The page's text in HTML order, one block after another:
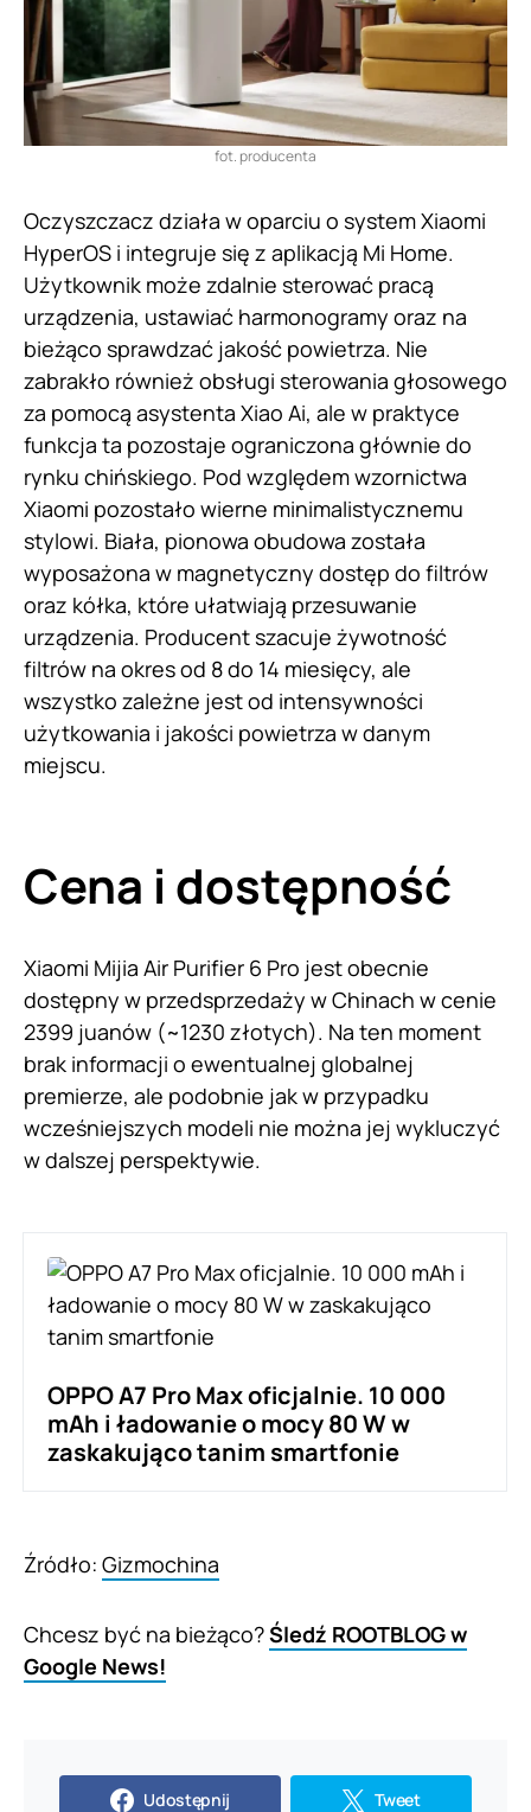
fot. producenta
Oczyszczacz działa w oparciu o system Xiaomi
HyperOS i integruje się z aplikacją Mi Home.
Użytkownik może zdalnie sterować pracą
urządzenia, ustawiać harmonogramy oraz na
bieżąco sprawdzać jakość powietrza. Nie
zabrakło również obsługi sterowania głosowego
za pomocą asystenta Xiao Ai, ale w praktyce
funkcja ta pozostaje ograniczona głównie do
rynku chińskiego. Pod względem wzornictwa
Xiaomi pozostało wierne minimalistycznemu
stylowi. Biała, pionowa obudowa została
wyposażona w magnetyczny dostęp do filtrów
oraz kółka, które ułatwiają przesuwanie
urządzenia. Producent szacuje żywotność
filtrów na okres od 8 do 14 miesięcy, ale
wszystko zależne jest od intensywności
użytkowania i jakości powietrza w danym
miejscu.
Cena i dostępność
Xiaomi Mijia Air Purifier 6 Pro jest obecnie
dostępny w przedsprzedaży w Chinach w cenie
2399 juanów (~1230 złotych). Na ten moment
brak informacji o ewentualnej globalnej
premierze, ale podobnie jak w przypadku
wcześniejszych modeli nie można jej wykluczyć
w dalszej perspektywie.
OPPO A7 Pro Max oficjalnie. 10 000
mAh i ładowanie o mocy 80 W w
zaskakująco tanim smartfonie
Źródło: Gizmochina
Chcesz być na bieżąco?Śledź ROOTBLOG w
Google News!
Udostępnij Tweet